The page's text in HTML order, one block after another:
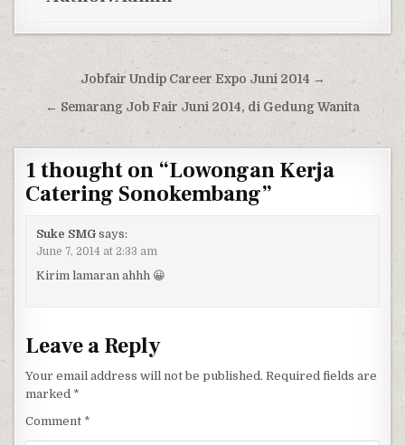
Post navigation
Jobfair Undip Career Expo Juni 2014 →
← Semarang Job Fair Juni 2014, di Gedung Wanita
1 thought on “Lowongan Kerja
Catering Sonokembang”
Suke SMG says:
June 7, 2014 at 2:33 am
Kirim lamaran ahhh 😀
Leave a Reply
Your email address will not be published. Required fields are
marked *
Comment *